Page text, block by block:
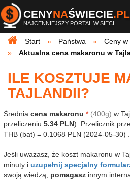
CENYNAŚWIECIE.PL
NAJCENNIEJSZY PORTAL W SIECI
Start
Państwa
Ceny w
Aktualna cena makaronu w
ILE KOSZTUJE
TAJLANDII?
Średnia cena makaronu * (400g) w
przeliczeniu 5.34 PLN). Przelicznik
THB (bat) = 0.1068 PLN (2024-05-30) .
Jeśli uważasz, że koszt makaronu w
minuty i uzupełnij specjalny
swoją wiedzą, pomagasz innym